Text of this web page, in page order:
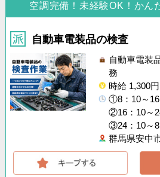
空調完備！未経験OK！か
自動車電装品の検査
自動車電装
務
時給 1,300
①8：10～16
②16：10～
③24：10～8
群馬県安中